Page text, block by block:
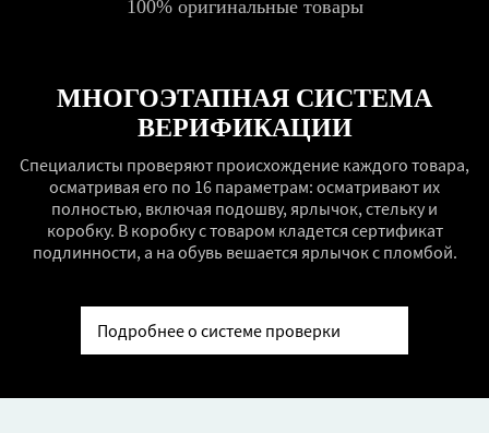
100% оригинальные товары
МНОГОЭТАПНАЯ СИСТЕМА
ВЕРИФИКАЦИИ
Специалисты проверяют происхождение каждого товара,
осматривая его по 16 параметрам: осматривают их
полностью, включая подошву, ярлычок, стельку и
коробку. В коробку с товаром кладется сертификат
подлинности, а на обувь вешается ярлычок с пломбой.
Подробнее о системе проверки